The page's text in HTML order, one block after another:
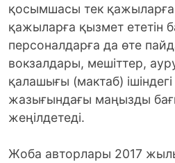
қосымшасы тек қажыларға
қажыларға қызмет ететін
персоналдарға да өте
вокзалдары, мешіттер,
қалашығы (мактаб)
жазығындағы маңызды
жеңілдетеді.
Жоба авторлары 2017